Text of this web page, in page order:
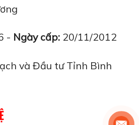
- Ngày cấp: 20/11/2012
và Đầu tư Tỉnh Bình